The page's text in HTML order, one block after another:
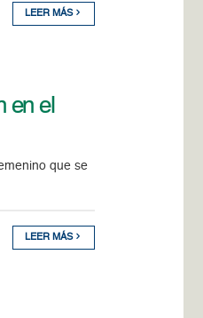
LEER MÁS
en el
que se
LEER MÁS